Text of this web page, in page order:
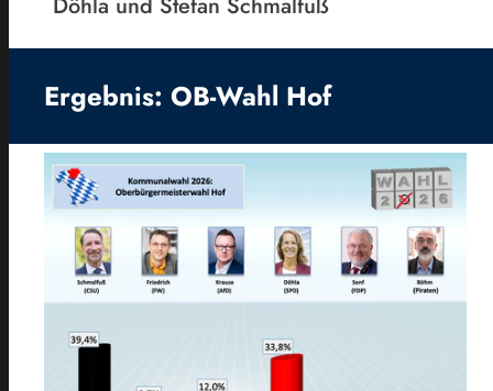
Ergebnis: OB-Wahl Hof